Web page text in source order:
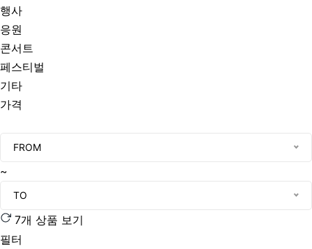
행사
응원
콘서트
페스티벌
기타
가격
FROM
~
TO
7개 상품 보기
필터